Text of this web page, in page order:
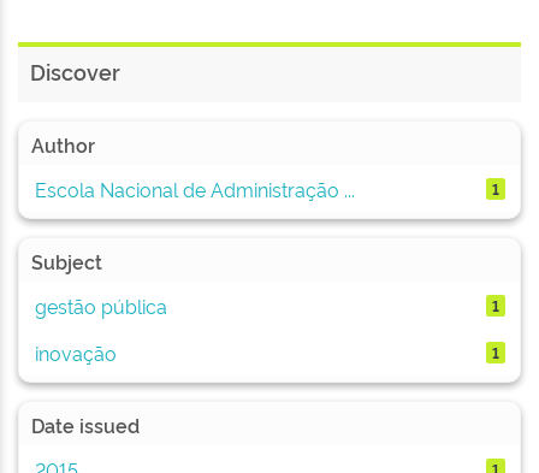
Discover
Author
Escola Nacional de Administração ...
1
Subject
gestão pública
1
inovação 1
Date issued
1